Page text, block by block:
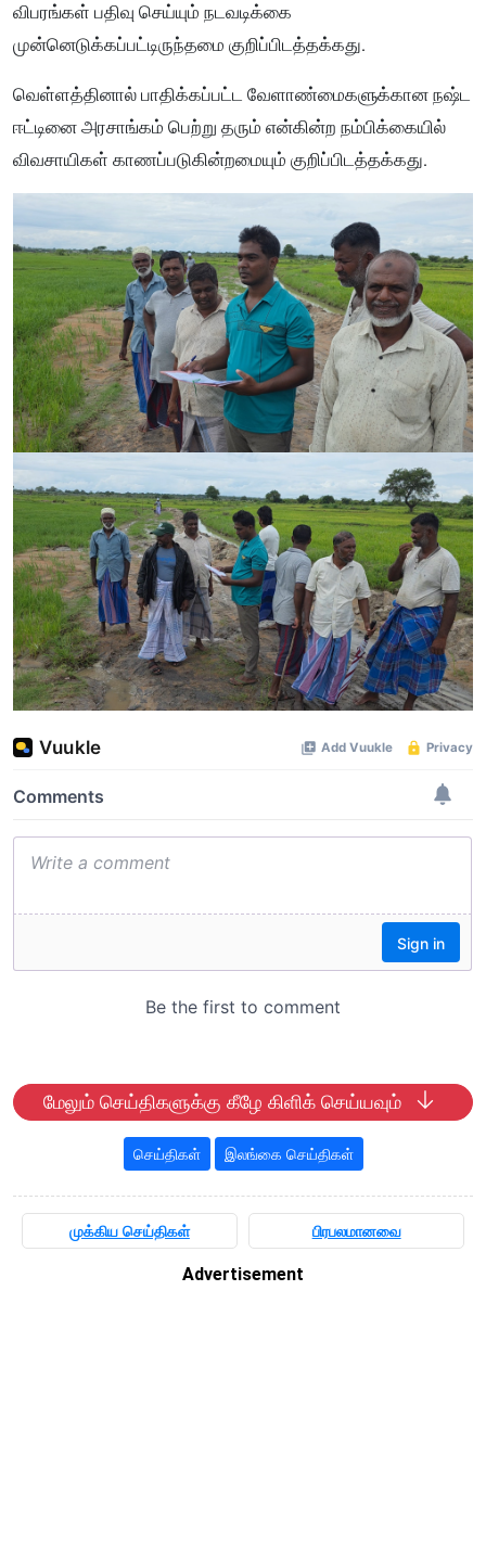
விபரங்கள் பதிவு செய்யும் நடவடிக்கை
முன்னெடுக்கப்பட்டிருந்தமை குறிப்பிடத்தக்கது.
வெள்ளத்தினால் பாதிக்கப்பட்ட வேளாண்மைகளுக்கான நஷ்ட
ஈட்டினை அரசாங்கம் பெற்று தரும் என்கின்ற நம்பிக்கையில்
விவசாயிகள் காணப்படுகின்றமையும் குறிப்பிடத்தக்கது.
மேலும் செய்திகளுக்கு கீழே கிளிக் செய்யவும்
செய்திகள் இலங்கை செய்திகள்
முக்கிய செய்திகள் பிரபலமானவை
Advertisement